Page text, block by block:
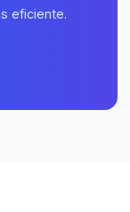
eficiente.